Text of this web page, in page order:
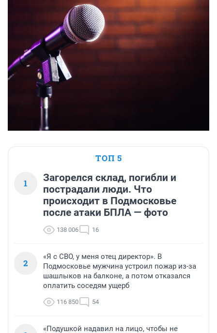
ТОП 5
1
Загорелся склад, погибли и
пострадали люди. Что
происходит в Подмосковье
после атаки БПЛА — фото
138 006 16
2
«Я с СВО, у меня отец директор». В
Подмосковье мужчина устроил пожар из-за
шашлыков на балконе, а потом отказался
оплатить соседям ущерб
116 850 54
«Подушкой надавил на лицо, чтобы не